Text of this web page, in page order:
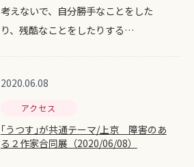
考えないで、自分勝手なことをした
り、残酷なことをしたりする…
2020.06.08
アクセス
｢うつす｣が共通テーマ/上京 障害のあ
る２作家合同展（2020/06/08）